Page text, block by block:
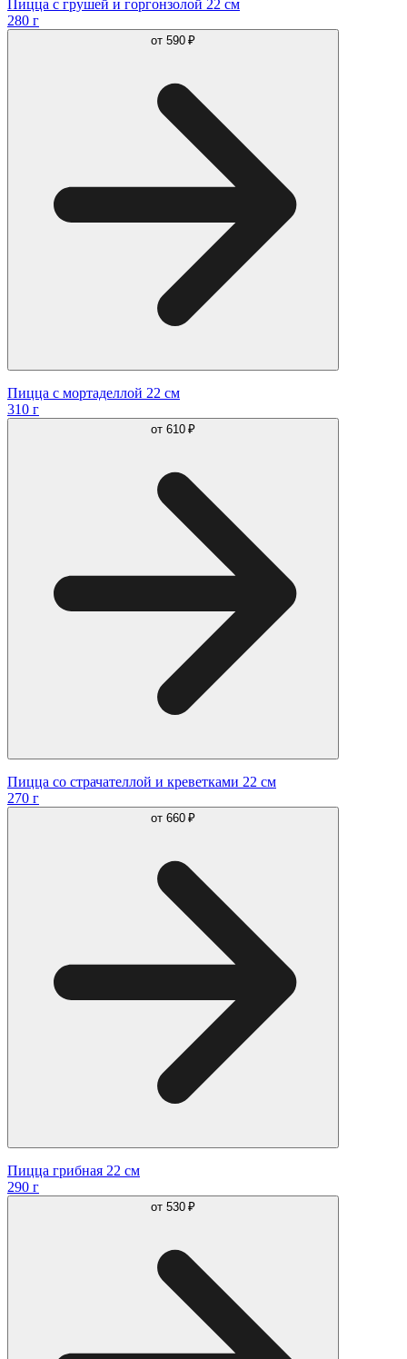
Пицца с грушей и горгонзолой 22 см
280 г
от 590 ₽
Пицца с мортаделлой 22 см
310 г
от 610 ₽
Пицца со страчателлой и креветками 22 см
270 г
от 660 ₽
Пицца грибная 22 см
290 г
от 530 ₽